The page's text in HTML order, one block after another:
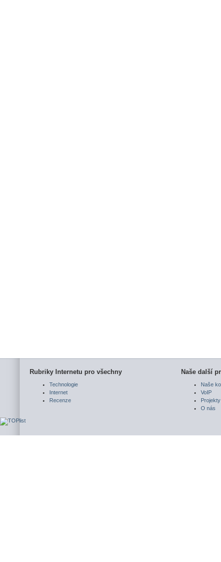
Rubriky Internetu pro všechny
Technologie
Internet
Recenze
Naše další
Naše
VoIP
Projekty
O nás